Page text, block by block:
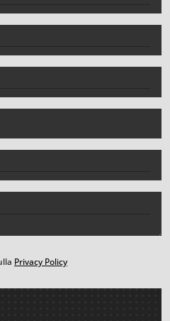
Privacy Policy